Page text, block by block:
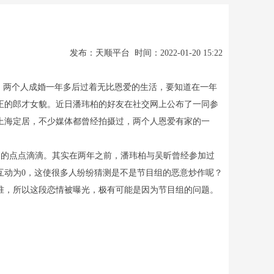
发布：天顺平台 时间：2022-01-20 15:22
个人成婚一年多后过着无比恩爱的生活，要知道在一年
郎才女貌。近日潘玮柏的好友在社交网上公布了一同参
定居，不少媒体都曾经拍摄过，两个人恩爱有家的一
点点滴滴。其实在两年之前，潘玮柏与吴昕曾经参加过
为0，这使很多人纷纷猜测是不是节目组的恶意炒作呢？
所以这段恋情被曝光，极有可能是因为节目组的问题。